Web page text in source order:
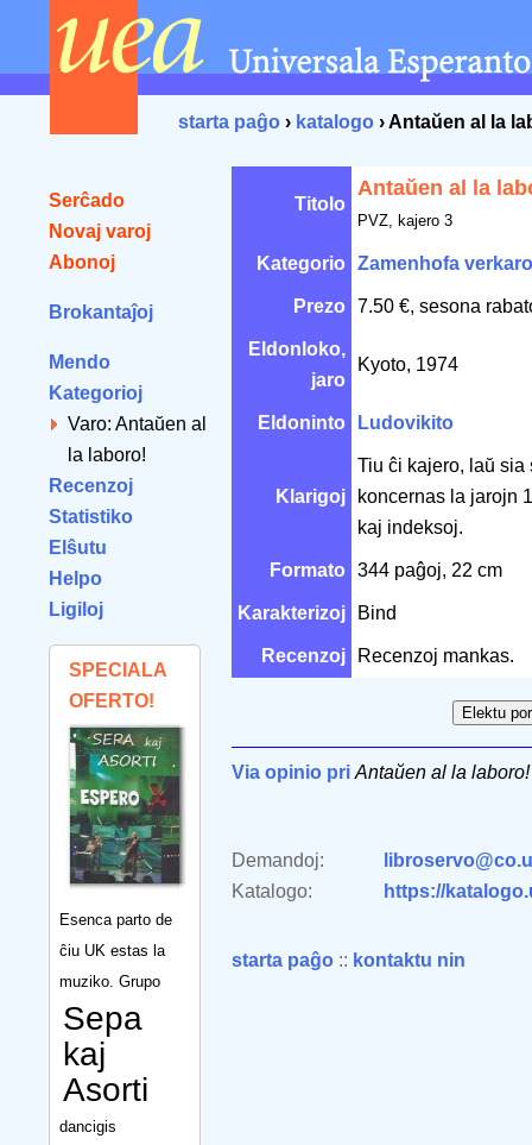
starta paĝo › katalogo › Antaŭen al la
Serĉado
Novaj varoj
Abonoj
Brokantaĵoj
Mendo
Kategorioj
Varo: Antaŭen al
la laboro!
Recenzoj
Statistiko
Elŝutu
Helpo
Ligiloj
SPECIALA
OFERTO!
Esenca parto de
ĉiu UK estas la
muziko. Grupo
Sepa
kaj
Asorti
dancigis
Titolo
Antaŭen al la
PVZ, kajero 3
Kategorio Zamenhofa verkaro
Prezo 7.50 €, sesona
Eldonloko,
jaro
Kyoto, 1974
Eldoninto Ludovikito
Klarigoj
Tiu ĉi kajero, laŭ sia
koncernas la jarojn
kaj indeksoj.
Formato 344 paĝoj, 22 cm
Karakterizoj Bind
Recenzoj Recenzoj mankas.
Via opinio pri Antaŭen al la laboro!
Demandoj:
Katalogo:
https://
starta paĝo :: kontaktu nin